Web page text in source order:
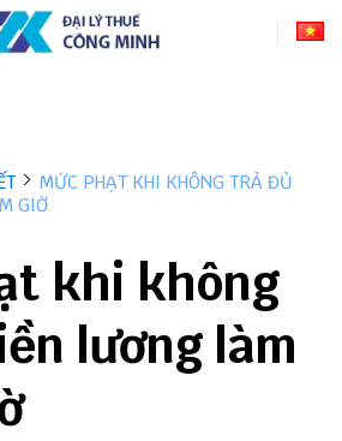
MỨC PHẠT KHI KHÔNG TRẢ ĐỦ
GIỜ
khi không
lương làm